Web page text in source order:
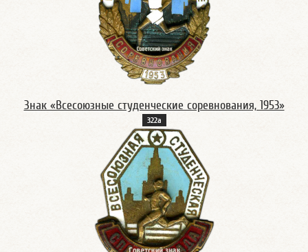
Знак «Всесоюзные студенческие соревнования, 1953»
322а